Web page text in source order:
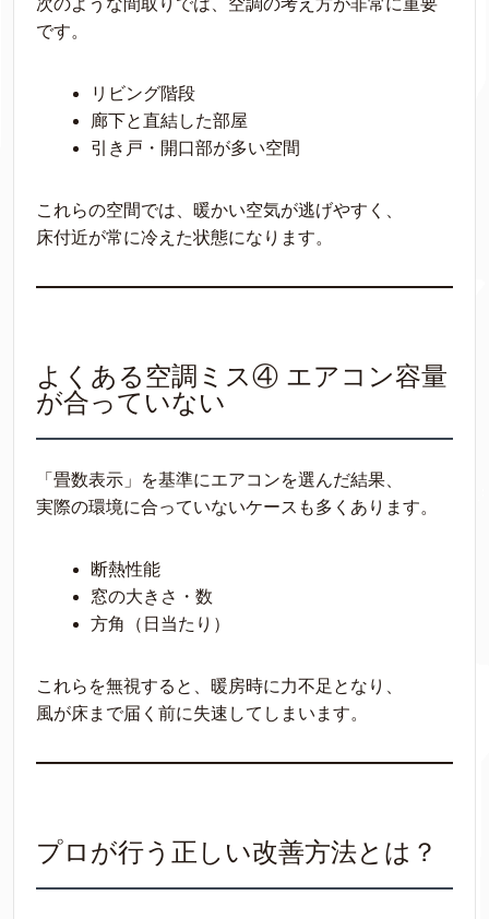
次のような間取りでは、空調の考え方が非常に重要
です。
リビング階段
廊下と直結した部屋
引き戸・開口部が多い空間
これらの空間では、暖かい空気が逃げやすく、
床付近が常に冷えた状態になります。
よくある空調ミス④ エアコン容量
が合っていない
「畳数表示」を基準にエアコンを選んだ結果、
実際の環境に合っていないケースも多くあります。
断熱性能
窓の大きさ・数
方角（日当たり）
これらを無視すると、暖房時に力不足となり、
風が床まで届く前に失速してしまいます。
プロが行う正しい改善方法とは？